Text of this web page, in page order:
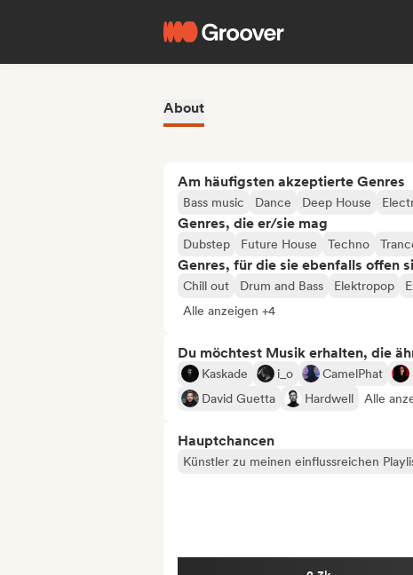
About
Am häufigsten akzeptierte Genres
Bass music Dance Deep House
Genres, die er/sie mag
Dubstep Future House Techno
Genres, für die sie ebenfalls offen
Chill out Drum and Bass Elektropop
Alle anzeigen +4
Du möchtest Musik erhalten, die
Kaskade i_o CamelPhat
David Guetta
Hardwell Alle
Hauptchancen
Künstler zu meinen einflussreichen